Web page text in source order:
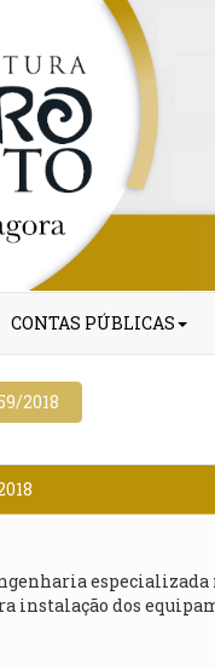
CONTAS PÚBLICAS
2018
instalação dos